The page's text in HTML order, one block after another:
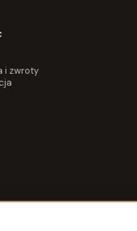
i zwroty